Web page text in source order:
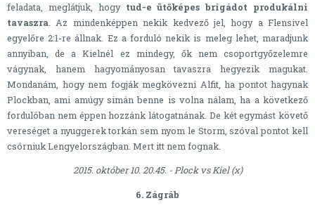
feladata, meglátjuk, hogytud-e ütőképes brigádot produkálni
tavaszra . Az mindenképpen nekik kedvező jel, hogy a Flensivel
egyelőre 2:1-re állnak. Ez a forduló nekik is meleg lehet, maradjunk
annyiban, de a Kielnél ez mindegy, ők nem csoportgyőzelemre
vágynak, hanem hagyományosan tavaszra hegyezik magukat.
Mondanám, hogy nem fogják megkövezni Alfit, ha pontot hagynak
Plockban, ami amúgy simán benne is volna nálam, ha a következő
fordulóban nem éppen hozzánk látogatnának. De két egymást követő
vereséget a nyuggerek torkán sem nyom le Storm, szóval pontot kell
csórniuk Lengyelországban. Mert itt nem fognak.
2015. október 10. 20.45. - Plock vs Kiel (x)
6. Zágráb